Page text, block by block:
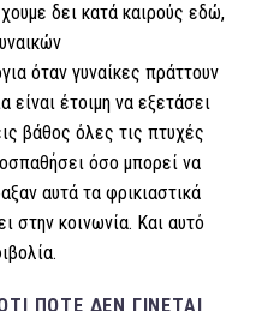
δει κατά καιρούς εδώ,
όταν γυναίκες πράττουν
είναι έτοιμη να εξετάσει
βάθος όλες τις πτυχές
όσο μπορεί να
αυτά τα φρικιαστικά
στην κοινωνία. Και αυτό
ΠΟΤΈ ΔΕΝ ΓΊΝΕΤΑΙ